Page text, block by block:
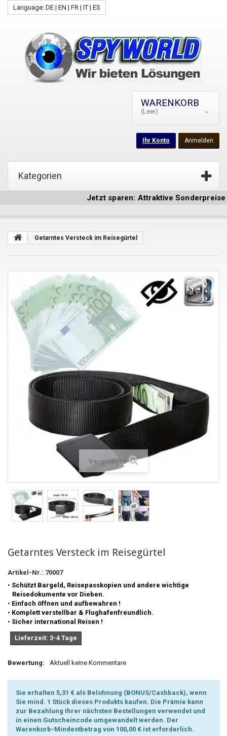
Language: DE | EN | FR | IT | ES
WARENKORB
(Leer)
Anmelden
Ihr Konto
Kategorien
Jetzt sparen: Attraktive Sonderpreise
Getarntes Versteck im Reisegürtel
Vergrößern
Getarntes Versteck im Reisegürtel
Artikel-Nr.: 70007
• Schützt Bargeld, Reisepasskopien und andere wichtige
Reisedokumente vor Dieben.
• Einfach öffnen und aufbewahren !
• Komplett verstellbar & Flughafenfreundlich.
• Sicher international Reisen !
Lieferzeit: 3-4 Tage
Bewertung: Aktuell keine Kommentare
Sie erhalten 5,31 € als Belohnung (BONUS/Cashback), wenn
Sie mind. 1 Stück dieses Produkts kaufen. Die Prämie kann
zur Bezahlung Ihrer nächsten Bestellungen verwendet und
in einen Gutscheincode umgewandelt werden. Der
Warenkorb-Mindestbetrag von 100,00 € ist erforderlich.